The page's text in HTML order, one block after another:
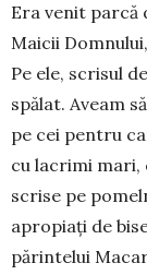
Era venit parcă
Maicii
Pe ele, scrisul
spălat. Aveam
pe cei pentru
cu lacrimi mari,
scrise pe
apropiați de
părin­telui